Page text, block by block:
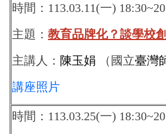
時間：113.03.11(一)
主題： 教育品牌化？談學校
主講人： 陳玉娟 （國立臺灣
講座照片
時間：113.03.25(一)